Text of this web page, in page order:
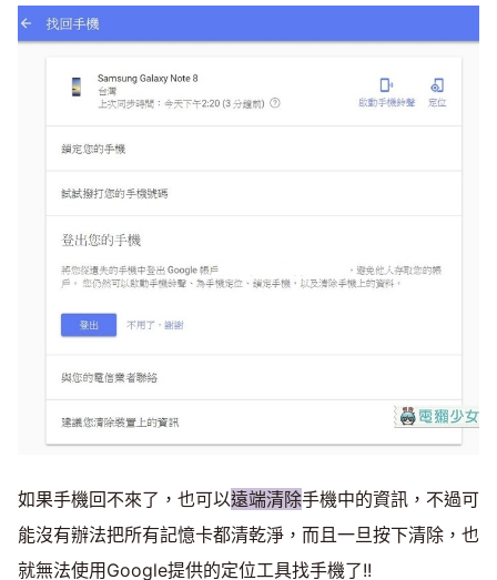
如果手機回不來了，也可以遠端清除手機中的資訊，不過可
能沒有辦法把所有記憶卡都清乾淨，而且一旦按下清除，也
就無法使用Google提供的定位工具找手機了!!